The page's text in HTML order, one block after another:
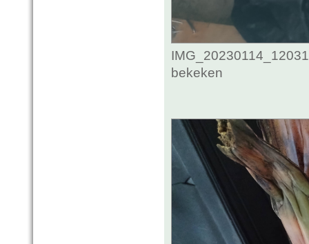
bekeken